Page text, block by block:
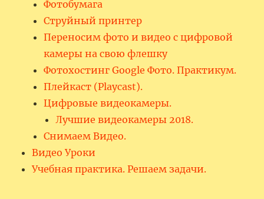
Фотобумага
Струйный принтер
Переносим фото и видео с цифровой
камеры на свою флешку
Фотохостинг Google Фото. Практикум.
Плейкаст (Playcast).
Цифровые видеокамеры.
Лучшие видеокамеры 2018.
Снимаем Видео.
Видео Уроки
Учебная практика. Решаем задачи.